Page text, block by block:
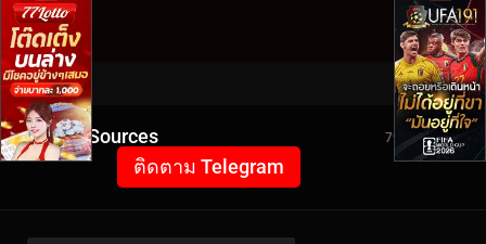
Video Sources 7949 Views
ติดตาม Telegram